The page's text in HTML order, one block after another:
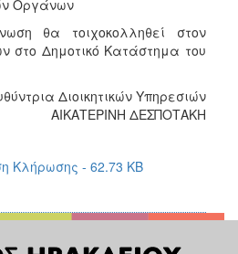
Οργάνων
θα τοιχοκολληθεί στον
στο Δημοτικό Κατάστημα του
Διοικητικών Υπηρεσιών
ΑΙΚΑΤΕΡΙΝΗ ΔΕΣΠΟΤΑΚΗ
Κλήρωσης - 62.73 KB